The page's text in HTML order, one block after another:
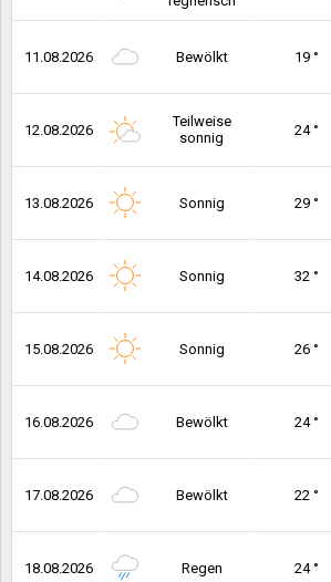
11.08.2026 Bewölkt 19 °
12.08.2026
Teilweise
sonnig
24 °
13.08.2026 Sonnig 29 °
14.08.2026 Sonnig 32 °
15.08.2026 Sonnig 26 °
16.08.2026 Bewölkt 24 °
17.08.2026 Bewölkt 22 °
18.08.2026 Regen 24 °